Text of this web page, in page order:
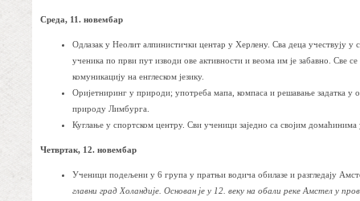
Среда, 11. новембар
Одлазак у Неолит алпинистички центар у Херлену. Сва деца учествују
ученика по први пут изводи ове активности и веома им је забавно. Све
комуникацију на енглеском језику.
Оријетниринг у природи; употреба мапа, компаса и решавање задатка
природу Лимбурга.
Куглање у спортском центру. Сви ученици заједно са својим
Четвртак, 12. новембар
Ученици подељени у 6 група у пратњи водича обилазе и разгледају
главни град Холандије. Основан је у 12. веку на обали реке Амстел у